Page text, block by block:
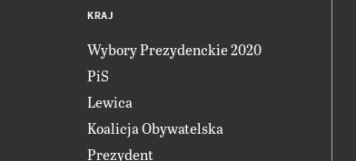
KRAJ
Wybory Prezydenckie 2020
PiS
Lewica
Koalicja Obywatelska
Prezydent